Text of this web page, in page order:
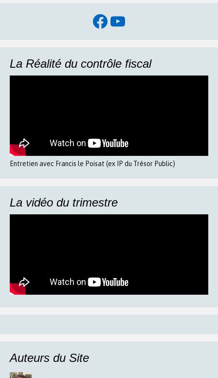
Facebook
YouTube
La Réalité du contrôle fiscal
Entretien avec Francis le Poisat (ex IP du Trésor Public)
La vidéo du trimestre
Auteurs du Site